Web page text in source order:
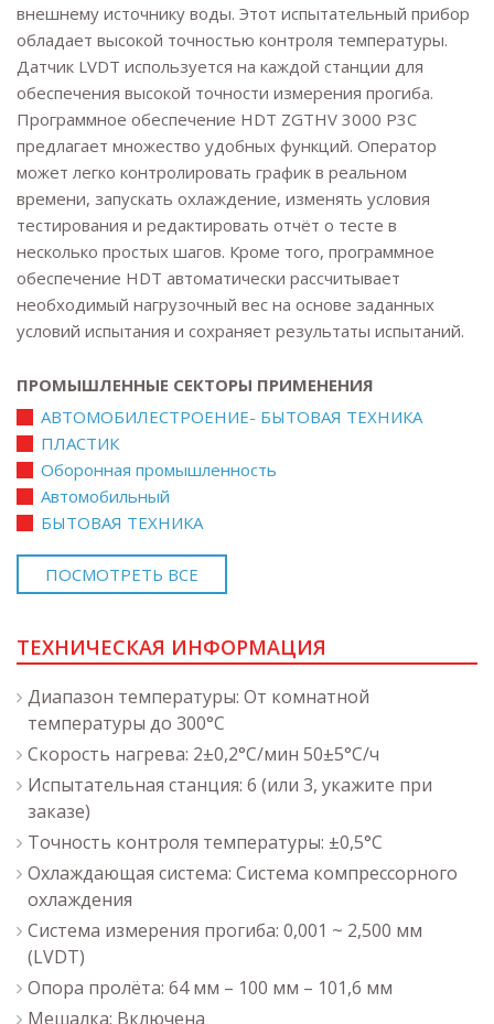
внешнему источнику воды. Этот испытательный прибор
обладает высокой точностью контроля температуры.
Датчик LVDT используется на каждой станции для
обеспечения высокой точности измерения прогиба.
Программное обеспечение HDT ZGTHV 3000 P3C
предлагает множество удобных функций. Оператор
может легко контролировать график в реальном
времени, запускать охлаждение, изменять условия
тестирования и редактировать отчёт о тесте в
несколько простых шагов. Кроме того, программное
обеспечение HDT автоматически рассчитывает
необходимый нагрузочный вес на основе заданных
условий испытания и сохраняет результаты испытаний.
ПРОМЫШЛЕННЫЕ СЕКТОРЫ ПРИМЕНЕНИЯ
АВТОМОБИЛЕСТРОЕНИЕ- БЫТОВАЯ ТЕХНИКА
ПЛАСТИК
Оборонная промышленность
Автомобильный
БЫТОВАЯ ТЕХНИКА
ПОСМОТРЕТЬ ВСЕ
ТЕХНИЧЕСКАЯ ИНФОРМАЦИЯ
Диапазон температуры: От комнатной
температуры до 300°C
Скорость нагрева: 2±0,2°C/мин 50±5°C/ч
Испытательная станция: 6 (или 3, укажите при
заказе)
Точность контроля температуры: ±0,5°C
Охлаждающая система: Система компрессорного
охлаждения
Система измерения прогиба: 0,001 ~ 2,500 мм
(LVDT)
Опора пролёта: 64 мм – 100 мм – 101,6 мм
Мешалка: Включена